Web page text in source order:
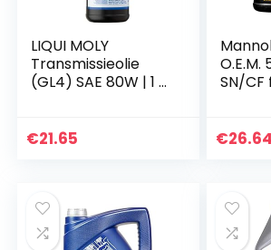
LIQUI MOLY
Transmissieolie
(GL4) SAE 80W | 1 L
artikelnr.: 1020
€21.65
O.E.M.
SN/
€26.64